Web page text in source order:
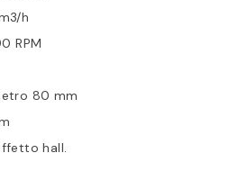
h
RPM
80 mm
hall.